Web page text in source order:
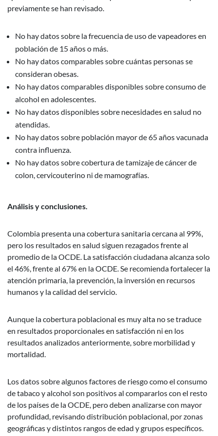
previamente se han revisado.
No hay datos sobre la frecuencia de uso de vapeadores en
población de 15 años o más.
No hay datos comparables sobre cuántas personas se
consideran obesas.
No hay datos comparables disponibles sobre consumo de
alcohol en adolescentes.
No hay datos disponibles sobre necesidades en salud no
atendidas.
No hay datos sobre población mayor de 65 años vacunada
contra influenza.
No hay datos sobre cobertura de tamizaje de cáncer de
colon, cervicouterino ni de mamografías.
Análisis y conclusiones.
Colombia presenta una cobertura sanitaria cercana al 99%,
pero los resultados en salud siguen rezagados frente al
promedio de la OCDE. La satisfacción ciudadana alcanza solo
el 46%, frente al 67% en la OCDE. Se recomienda fortalecer la
atención primaria, la prevención, la inversión en recursos
humanos y la calidad del servicio.
Aunque la cobertura poblacional es muy alta no se traduce
en resultados proporcionales en satisfacción ni en los
resultados analizados anteriormente, sobre morbilidad y
mortalidad.
Los datos sobre algunos factores de riesgo como el consumo
de tabaco y alcohol son positivos al compararlos con el resto
de los países de la OCDE, pero deben analizarse con mayor
profundidad, revisando distribución poblacional, por zonas
geográficas y distintos rangos de edad y grupos específicos.